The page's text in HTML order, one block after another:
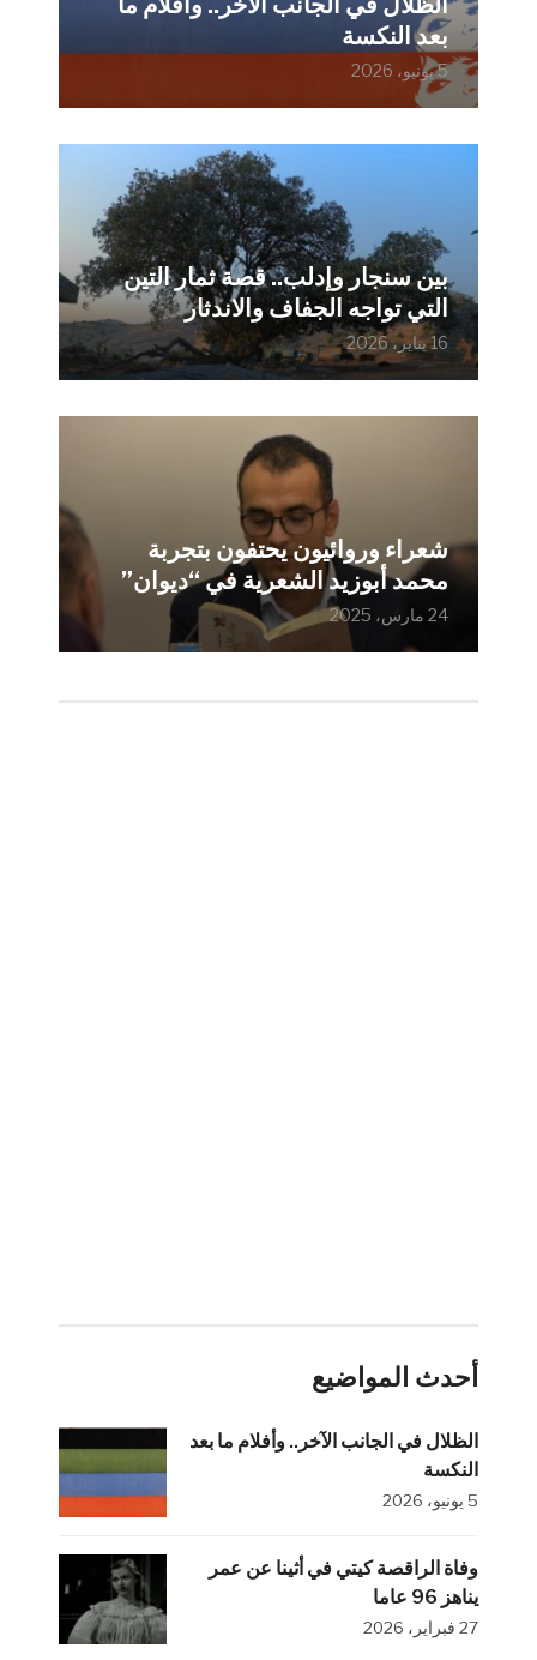
بعد النكسة
5 يونيو، 2026
بين سنجار وإدلب.. قصة ثمار التين
التي تواجه الجفاف والاندثار
16 يناير، 2026
شعراء وروائيون يحتفون بتجربة
محمد أبوزيد الشعرية في “ديوان”
24 مارس، 2025
أحدث المواضيع
الظلال في الجانب الآخر.. وأفلام ما بعد
النكسة
5 يونيو، 2026
وفاة الراقصة كيتي في أثينا عن عمر
يناهز 96 عاما
27 فبراير، 2026